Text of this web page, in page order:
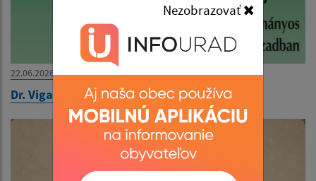
22.06.2026
Dr. Viga Gyula könyvbemutatója 2026.06.26
Nezobrazovať